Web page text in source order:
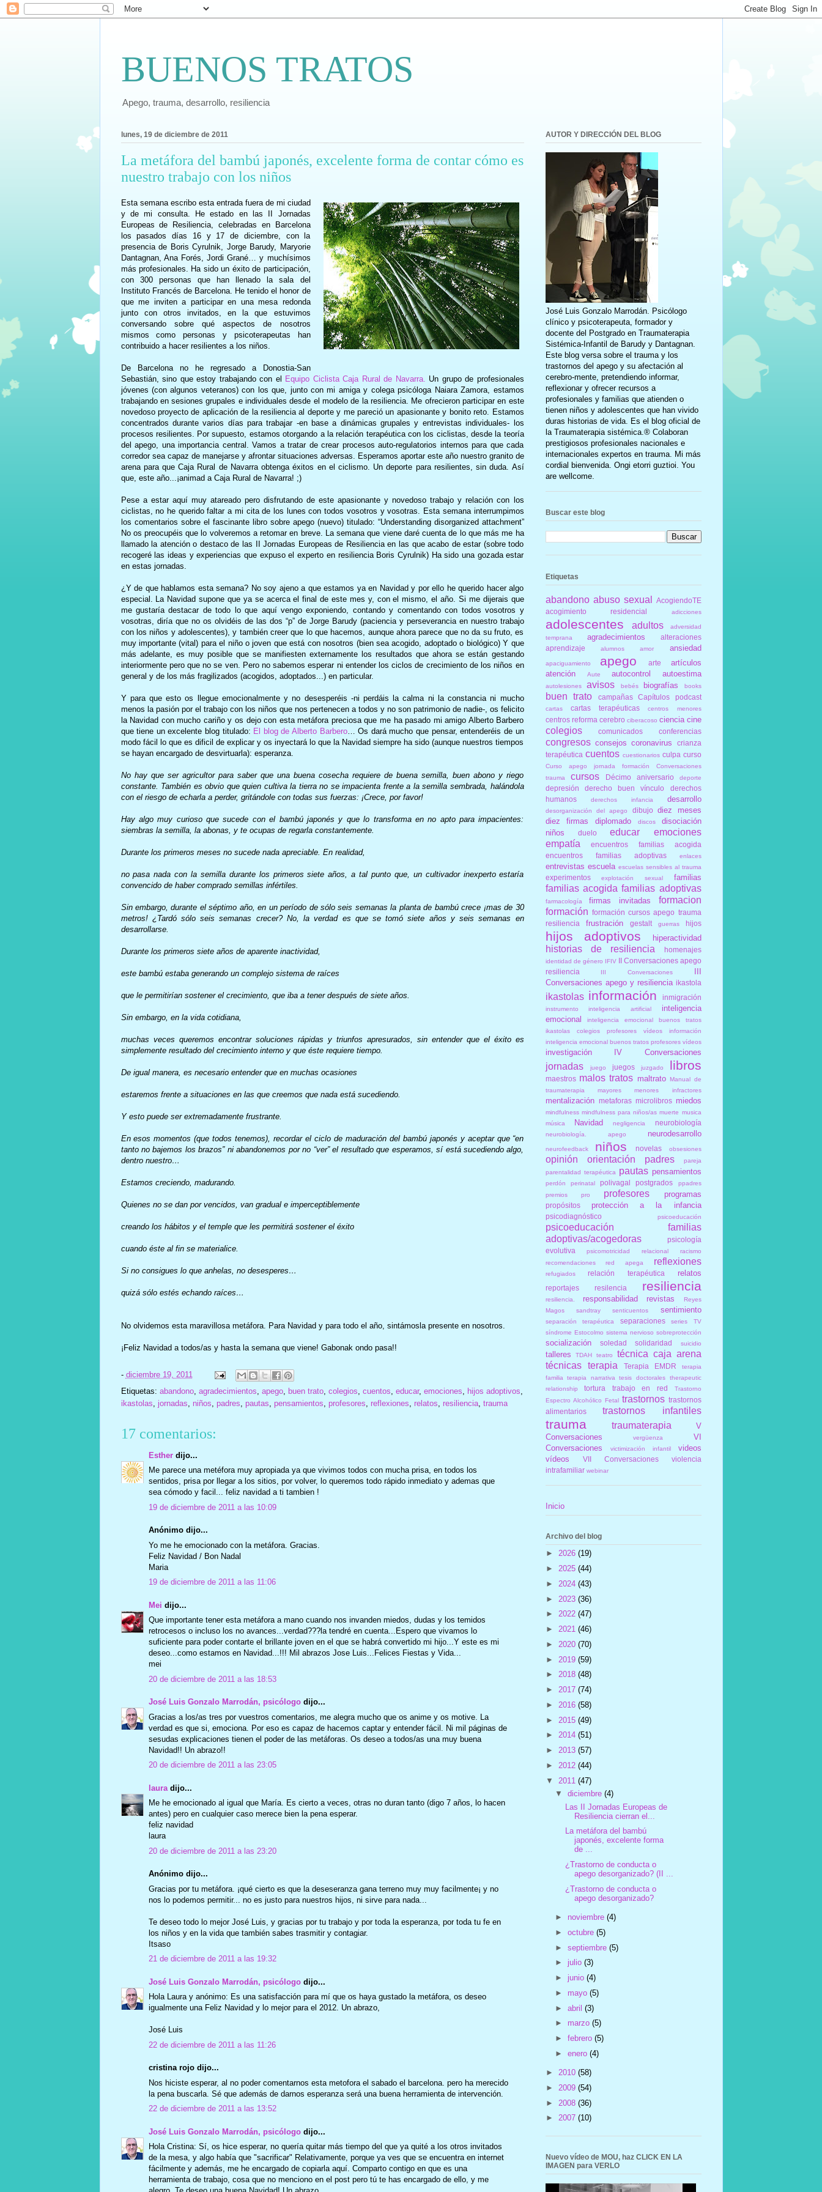
BUENOS TRATOS
Apego, trauma, desarrollo, resiliencia
lunes, 19 de diciembre de 2011
La metáfora del bambú japonés, excelente forma de contar cómo es
nuestro trabajo con los niños
Esta semana escribo esta entrada fuera de mi ciudad
y de mi consulta. He estado en las II Jornadas
Europeas de Resiliencia, celebradas en Barcelona
los pasados días 16 y 17 de diciembre, con la
presencia de Boris Cyrulnik, Jorge Barudy, Maryorie
Dantagnan, Ana Forés, Jordi Grané… y muchísimos
más profesionales. Ha sido un éxito de participación,
con 300 personas que han llenado la sala del
Instituto Francés de Barcelona. He tenido el honor de
que me inviten a participar en una mesa redonda
junto con otros invitados, en la que estuvimos
conversando sobre qué aspectos de nosotros
mismos como personas y psicoterapeutas han
contribuido a hacer resilientes a los niños.
De Barcelona no he regresado a Donostia-San
Sebastián, sino que estoy trabajando con el Equipo Ciclista Caja Rural de Navarra.
Un grupo de profesionales
jóvenes (con algunos veteranos) con los que, junto con mi amiga y colega psicóloga Naiara Zamora, estamos
trabajando en sesiones grupales e individuales desde el modelo de la resiliencia. Me ofrecieron participar en este
novedoso proyecto de aplicación de la resiliencia al deporte y me pareció un apasionante y bonito reto. Estamos
concentrados durante varios días para trabajar -en base a dinámicas grupales y entrevistas individuales- los
procesos resilientes. Por supuesto, estamos otorgando a la relación terapéutica con los ciclistas, desde la teoría
del apego, una importancia central. Vamos a tratar de crear procesos auto-regulatorios internos para que cada
corredor sea capaz de manejarse y afrontar situaciones adversas. Esperamos aportar este año nuestro granito de
arena para que Caja Rural de Navarra obtenga éxitos en el ciclismo. Un deporte para resilientes, sin duda. Así
que, este año...¡animad a Caja Rural de Navarra! ;)
Pese a estar aquí muy atareado pero disfrutando de este apasionante y novedoso trabajo y relación con los
ciclistas, no he querido faltar a mi cita de los lunes con todos vosotros y vosotras. Esta semana interrumpimos
los comentarios sobre el fascinante libro sobre apego (nuevo) titulado: “Understanding disorganized attachment”
No os preocupéis que lo volveremos a retomar en breve. La semana que viene daré cuenta de lo que más me ha
llamado la atención o destaco de las II Jornadas Europeas de Resiliencia en las que acabo de estar (sobre todo
recogeré las ideas y experiencias que expuso el experto en resiliencia Boris Cyrulnik) Ha sido una gozada estar
en estas jornadas.
¿Y de que hablamos esta semana? No soy ajeno a que estamos ya en Navidad y por ello he querido hacer algo
especial. La Navidad supone que ya se acerca el final de este mes y, con el mismo, el año. Si me dijerais que
me gustaría destacar de todo lo que aquí vengo exponiendo, contando y comentando con todos vosotros y
vosotras, diría que no os olvidéis de las dos “p” de Jorge Barudy (paciencia y perseverancia en nuestro trabajo
con los niños y adolescentes), y también creer que lo que hacemos, aunque ahora parece que no da su fruto, es
muy importante (vital) para el niño o joven que está con nosotros (bien sea acogido, adoptado o biológico) Y que
más adelante, es muy posible que se manifiesten externamente los resultados que ahora se están gestando
interiormente pero que no se ven. Pero no sabemos esperar ni entender los ciclos de crecimiento de los niños en
general y de los más fragilizados (acogidos, adoptados...) en particular.
Y para que esto os llegue emocionalmente y no desesperéis -ni perdáis la calma ni la constancia ni mucho
menos la pasión por el trabajo con los niños que nos pertenecen a todos y no son patrimonio de nadie-, os felicito
la Navidad con mucho cariño y os dejo con esta metáfora preciosa que me ha pasado mi amigo Alberto Barbero
que tiene un excelente blog titulado: El blog de Alberto Barbero… Os dará mucho que pensar, entenderéis de un
modo fácil lo que es dificil de explicar y os inyectará lo que la Navidad siempre ha sido (aunque nuestros tiempos
se hayan encargado de desvirtuarla): esperanza.
No hay que ser agricultor para saber que una buena cosecha requiere de buena semilla, buen abono y riego
constante. También es obvio que quien cultiva la tierra no se impacienta frente a la semilla sembrada, halándola
con el riesgo de echarla a perder, gritándole con todas sus fuerzas: ¡Crece, por favor!
Hay algo muy curioso que sucede con el bambú japonés y que lo transforma en no apto para impacientes:
siembras la semilla, la abonas, y te ocupas de regarla constantemente.
Durante los primeros meses no sucede nada apreciable. En realidad,
no pasa nada con la semilla durante los primeros siete años, a tal punto que, un cultivador inexperto estaría
convencido de haber comprado semillas infértiles.
Sin embargo, durante el séptimo año, en un período de sólo seis semanas la planta de bambú crece ¡mas de 30
metros! ¿Tardó sólo seis semanas crecer? No, la verdad es que se tomó siete años y seis semanas en
desarrollarse.
Durante los primeros siete años de aparente inactividad,
este bambú estaba generando un complejo sistema de raíces
que le permitirían sostener el crecimiento, que iba a tener después de siete años.
Sin embargo, en la vida cotidiana,
muchas veces queremos encontrar soluciones rápidas y triunfos apresurados, sin entender que el éxito es
simplemente resultado del crecimiento interno y que éste requiere tiempo.
De igual manera, es necesario entender que en muchas ocasiones
estaremos frente a situaciones en las que creemos que nada está sucediendo.
Y esto puede ser extremadamente frustrante.
En esos momentos (que todos tenemos), recordar el ciclo de maduración del bambú japonés y aceptar que “en
tanto no bajemos los brazos” ni abandonemos por no “ver” el resultado que esperamos, sí está sucediendo algo,
dentro nuestro…
Estamos creciendo, madurando.
Quienes no se dan por vencidos, van gradual e imperceptiblemente
creando los hábitos y el temple que les permitirá sostener el éxito
cuando éste al fin se materialice.
Si no consigues lo que anhelas, no desesperes…
quizá sólo estés echando raíces…
No olvidemos esta maravillosa metáfora. Para Navidad y para todo el año, sintámosla presente en nosotros.
¡Feliz Navidad a todos/as y hasta la semana que viene! Gabonak ondo pasa!!
- diciembre 19, 2011
Etiquetas: abandono, agradecimientos apego, buen trato, colegios cuentos educar, emociones hijos adoptivos
ikastolas jornadas niños padres pautas pensamientos profesores reflexiones relatos resiliencia, trauma
17 comentarios:
Estherdijo...
Me parece una metéfora muy apropiada ya que vivimos todos con mucha prisa, en todos los
sentidos, prisa por llegar a los sitios, por volver, lo queremos todo rápido inmediato y ademas que
sea cómodo y facil... feliz navidad a ti tambien !
19 de diciembre de 2011 a las 10:09
Anónimo dijo...
Yo me he emocionado con la metáfora. Gracias.
Feliz Navidad / Bon Nadal
Maria
19 de diciembre de 2011 a las 11:06
Mei dijo...
Que importante tener esta metáfora a mano cuando nos invanden miedos, dudas y los temidos
retrocesos o incluso los no avances...verdad???la tendré en cuenta...Espero que vivamos lo
suficiente para poder contarte el brillante joven en el que se habrá convertido mi hijo...Y este es mi
deseo...como estamos en Navidad...!!! Mil abrazos Jose Luis...Felices Fiestas y Vida...
mei
20 de diciembre de 2011 a las 18:53
José Luis Gonzalo Marrodán, psicólogodijo...
Gracias a los/as tres por vuestros comentarios, me alegra mucho que os anime y os motive. La
verdad es que si, emociona. Por eso es capaz de hacemos captar y entender fácil. Ni mil páginas de
sesudas explicaciones tienen el poder de las metáforas. Os deseo a todos/as una muy buena
Navidad!! Un abrazo!!
20 de diciembre de 2011 a las 23:05
lauradijo...
Me he emocionado al igual que María. Es cierto a veces, otras no duran tanto (digo 7 años, lo hacen
antes) pero en cualquier caso merece bien la pena esperar.
feliz navidad
laura
20 de diciembre de 2011 a las 23:20
Anónimo dijo...
Gracias por tu metáfora. ¡qué cierto es que la deseseranza gana terreno muy muy facilmente¡ y no
nos lo podemos permitir... no es justo para nuestros hijos, ni sirve para nada...
Te deseo todo lo mejor José Luis, y gracias por tu trabajo y por toda la esperanza, por toda tu fe en
los niños y en la vida que también sabes trasmitir y contagiar.
Itsaso
21 de diciembre de 2011 a las 19:32
José Luis Gonzalo Marrodán, psicólogodijo...
Hola Laura y anónimo: Es una satisfacción para mí que os haya gustado la metáfora, os deseo
igualmente una Feliz Navidad y lo mejor para el 2012. Un abrazo,
José Luis
22 de diciembre de 2011 a las 11:26
cristina rojo dijo...
Nos hiciste esperar, al no poder comentarnos esta metofora el sabado el barcelona. pero ha merecido
la pena buscarla. Sé que además de darnos esperanza será una buena herramienta de intervención.
22 de diciembre de 2011 a las 13:52
José Luis Gonzalo Marrodán, psicólogodijo...
Hola Cristina: Sí, os hice esperar, no quería quitar más tiempo del que ya quité a los otros invitados
de la mesa, y algo había que "sacrificar" Relativamente, porque ya ves que se encuentra en internet
fácilmente y además, me he encargado de copiarla aquí. Comparto contigo en que es una
herramienta de trabajo, cosa que no menciono en el post pero tú te has encargado de ello, y me
AUTOR Y DIRECCIÓN DEL BLOG
José Luis Gonzalo Marrodán. Psicólogo
clínico y psicoterapeuta, formador y
docente del Postgrado en Traumaterapia
Sistémica-Infantil de Barudy y Dantagnan.
Este blog versa sobre el trauma y los
trastornos del apego y su afectación al
cerebro-mente, pretendiendo informar,
reflexionar y ofrecer recursos a
profesionales y familias que atienden o
tienen niños y adolescentes que han vivido
duras historias de vida. Es el blog oficial de
la Traumaterapia sistémica.® Colaboran
prestigiosos profesionales nacionales e
internacionales expertos en trauma. Mi más
cordial bienvenida. Ongi etorri guztioi. You
are wellcome.
Buscar este blog
Etiquetas
abandono abuso sexual
AcogiendoTE
acogimiento residencial
adicciones
adolescentes adultos
adversidad
temprana
agradecimientos
alteraciones
aprendizaje
alumnos amor ansiedad
apaciguamiento apego arte
artículos
atención
Aute autocontrol autoestima
autolesiones avisos bebés biografías books
buen trato campañas Capítulos podcast
cartas cartas terapéuticas centros menores
centros reforma cerebro ciberacoso ciencia cine
colegios comunicados conferencias
congresos consejos coronavirus
crianza
terapéutica cuentos cuestionarios culpa curso
Curso apego jornada formación Conversaciones
trauma
cursos Décimo aniversario deporte
depresión derecho buen vínculo
derechos
humanos
derechos infancia desarrollo
desorganización del apego dibujo diez meses
diez firmas
diplomado discos
disociación
niños
duelo educar
emociones
empatía
encuentros familias acogida
encuentros familias adoptivas
enlaces
entrevistas escuela escuelas sensibles al trauma
experimentos explotación sexual familias
familias acogida familias adoptivas
farmacología firmas invitadas
formacion
formación formación cursos apego trauma
resiliencia
frustración gestalt guerras hijos
hijos adoptivos hiperactividad
historias de resiliencia homenajes
identidad de género IFIV II Conversaciones apego
resiliencia
III Conversaciones
III
Conversaciones apego y resiliencia ikastola
ikastolas información inmigración
instrumento inteligencia artificial
inteligencia
emocional
inteligencia emocional buenos tratos
ikastolas colegios profesores vídeos información
inteligencia emocional buenos tratos profesores vídeos
investigación IV Conversaciones
jornadas juego juegos juzgado libros
maestros malos tratos maltrato Manual de
traumaterapia
mayores menores infractores
mentalización metaforas microlibros miedos
mindfulness mindfulness para niños/as muerte musica
música
Navidad negligencia neurobiología
neurobiología. apego neurodesarrollo
neurofeedback niños novelas obsesiones
opinión orientación padres
pareja
parentalidad terapéutica
pautas pensamientos
perdón perinatal polivagal postgrados
ppadres
premios
pro profesores programas
propósitos protección a la infancia
psicodiagnóstico psicoeducación
psicoeducación familias
adoptivas/acogedoras
psicología
evolutiva
psicomotricidad relacional
racismo
recomendaciones
red apega reflexiones
refugiados relación terapéutica relatos
reportajes resilencia resiliencia
resiliencia. responsabilidad revistas
Reyes
Magos
sandtray senticuentos sentimiento
separación terapéutica separaciones
series TV
síndrome Estocolmo sistema nervioso sobreprotección
socialización soledad solidaridad suicidio
talleres TDAH teatro
técnica caja arena
técnicas
terapia Terapia EMDR
terapia
familia
terapia narrativa tesis doctorales
therapeutic
relationship
tortura trabajo en red
Trastorno
Espectro Alcohólico Fetal trastornos trastornos
alimentarios
trastornos infantiles
trauma traumaterapia
V
Conversaciones
vergüenza
VI
Conversaciones
victimización infantil
videos
vídeos
VII Conversaciones
violencia
intrafamiliar webinar
Inicio
Archivo del blog
► 2026 (19)
► 2025 (44)
► 2024 (43)
► 2023 (36)
► 2022 (47)
► 2021 (46)
► 2020 (70)
► 2019 (59)
► 2018 (48)
► 2017 (74)
► 2016 (58)
► 2015 (49)
► 2014 (51)
► 2013 (57)
► 2012 (44)
▼ 2011 (47)
▼diciembre(4)
Las II Jornadas Europeas de
Resiliencia cierran el...
La metáfora del bambú
japonés, excelente forma
de ...
¿Trastorno de conducta o
apego desorganizado? (II ...
¿Trastorno de conducta o
apego desorganizado?
► noviembre(4)
►octubre(5)
►septiembre(5)
►julio(3)
►junio(4)
► mayo(5)
►abril(3)
► marzo(5)
►febrero(5)
►enero(4)
► 2010 (58)
► 2009 (54)
► 2008 (36)
► 2007 (10)
Nuevo vídeo de MOU, haz CLICK EN LA
IMAGEN para VERLO